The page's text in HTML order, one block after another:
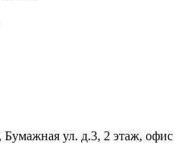
Бумажная ул. д.3, 2 этаж, офис